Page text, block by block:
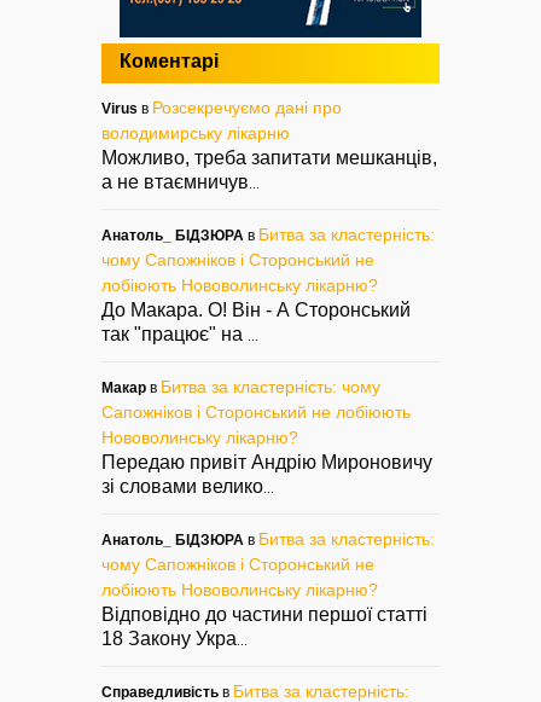
Коментарі
Virus в Розсекречуємо дані про
володимирську лікарню
Можливо, треба запитати мешканців,
а не втаємничув
Анатоль_ БІДЗЮРА в Битва за кластерність:
чому Сапожніков і Сторонський не
лобіюють Нововолинську лікарню?
До Макара. О! Він - А Сторонський
так "працює" на
Макар в Битва за кластерність: чому
Сапожніков і Сторонський не лобіюють
Нововолинську лікарню?
Передаю привіт Андрію Мироновичу
зі словами велико
Анатоль_ БІДЗЮРА в Битва за кластерність:
чому Сапожніков і Сторонський не
лобіюють Нововолинську лікарню?
Відповідно до частини першої статті
18 Закону Укра
Справедливість в Битва за кластерність: